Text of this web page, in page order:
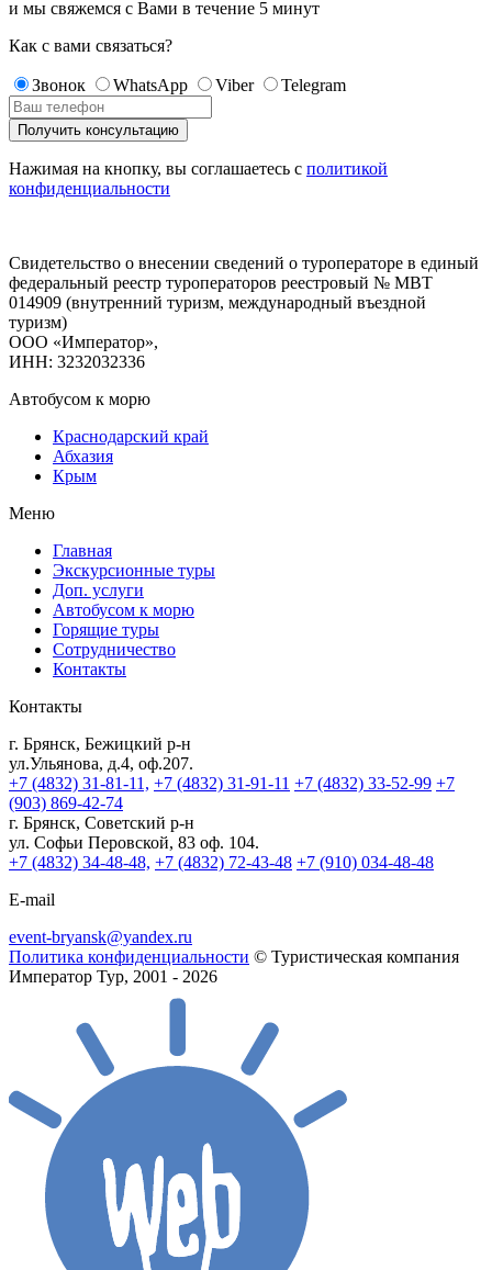
и мы свяжемся с Вами в течение 5 минут
Как с вами связаться?
Звонок WhatsApp Viber Telegram
Нажимая на кнопку, вы соглашаетесь с политикой
конфиденциальности
Свидетельство о внесении сведений о туроператоре в единый
федеральный реестр туроператоров реестровый № МВТ
014909 (внутренний туризм, международный въездной
туризм)
ООО «Император»,
ИНН: 3232032336
Автобусом к морю
Краснодарский край
Абхазия
Крым
Меню
Главная
Экскурсионные туры
Доп. услуги
Автобусом к морю
Горящие туры
Сотрудничество
Контакты
Контакты
г. Брянск, Бежицкий р-н
ул.Ульянова, д.4, оф.207.
+7 (4832) 31-81-11, +7 (4832) 31-91-11 +7 (4832) 33-52-99 +7
(903) 869-42-74
г. Брянск, Советский р-н
ул. Софьи Перовской, 83 оф. 104.
+7 (4832) 34-48-48, +7 (4832) 72-43-48 +7 (910) 034-48-48
E-mail
event-bryansk@yandex.ru
Политика конфиденциальности © Туристическая компания
Император Тур, 2001 - 2026